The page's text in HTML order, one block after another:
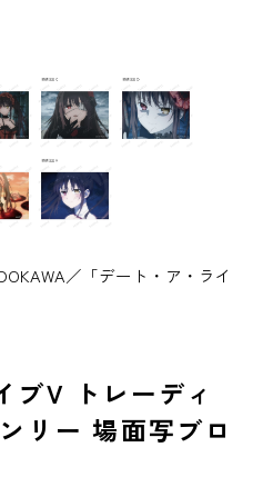
／「デート・ア・ライ
ブV トレーディ
リー 場面写ブロ